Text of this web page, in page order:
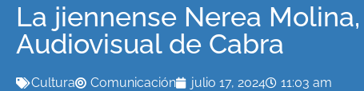
La jiennense Nerea
Audiovisual de Cabra
Cultura Comunicación julio 17, 2024 11:03 am